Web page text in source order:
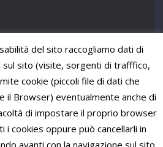
del sito raccogliamo dati di
sul sito (visite, sorgenti di trafffico,
cookie (piccoli file di dati che
Browser) eventualmente anche di
di impostare il proprio browser
i cookies oppure può cancellarli in